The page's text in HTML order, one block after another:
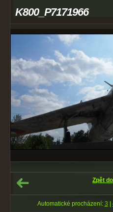
K800_P7171966
Zpět
Automatické procházení: 3